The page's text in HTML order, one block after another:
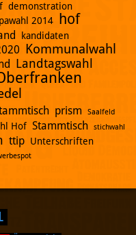
demonstration
2014 hof
kandidaten
Kommunalwahl
Landtagswahl
prism Saalfeld
Hof Stammtisch stichwahl
ttip Unterschriften